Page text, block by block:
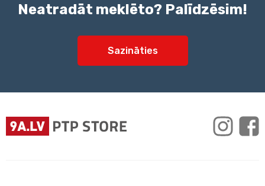
Neatradāt meklēto? Palīdzēsim!
Sazināties